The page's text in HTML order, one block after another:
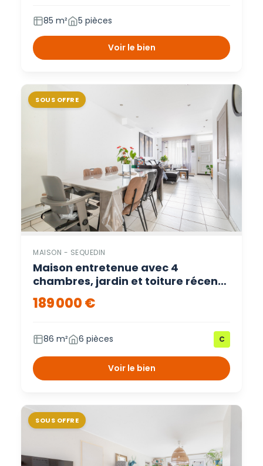
85 m² 5 pièces
Voir le bien
SOUS OFFRE
MAISON - SEQUEDIN
Maison entretenue avec 4
chambres, jardin et toiture récente
Sequedin – Sequedin
189 000 €
86 m² 6 pièces C
Voir le bien
SOUS OFFRE